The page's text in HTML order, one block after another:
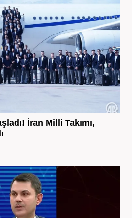
İran Milli Takımı,